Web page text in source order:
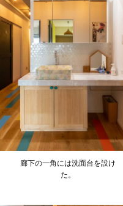
廊下の一角には洗面台を設け
た。